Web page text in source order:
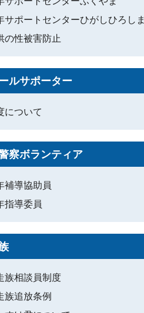
サポートセンターひがしひろしま
の性被害防止
ルサポーター
について
察ボランティア
補導協助員
指導委員
族相談員制度
族追放条例